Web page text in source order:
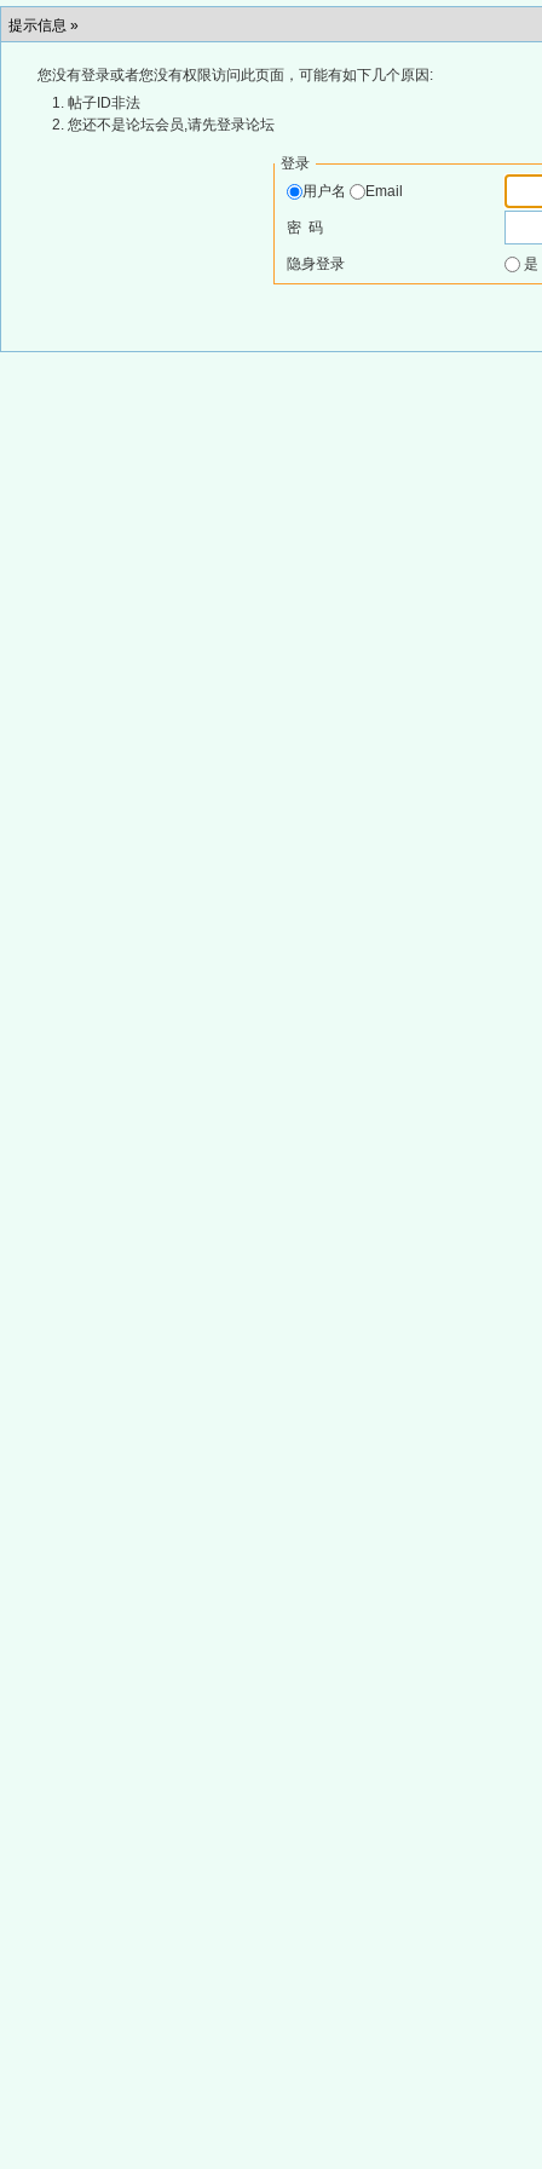
提示信息 »
您没有登录或者您没有权限访问此页面，可能有如下几个原因:
帖子ID非法
您还不是论坛会员,请先登录论坛
登录
用户名
Email
密 码
隐身登录